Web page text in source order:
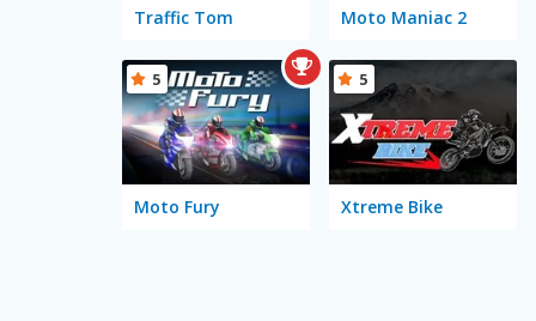
Traffic Tom Moto Maniac 2
Moto Fury
5
Xtreme Bike
5